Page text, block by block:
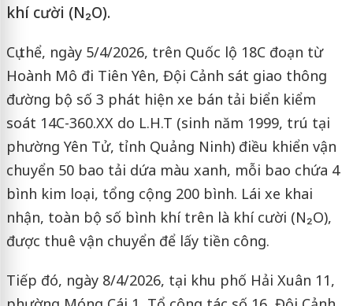
khí cười (N₂O).
Cụ thể, ngày 5/4/2026, trên Quốc lộ 18C đoạn từ
Hoành Mô đi Tiên Yên, Đội Cảnh sát giao thông
đường bộ số 3 phát hiện xe bán tải biển kiểm
soát 14C-360.XX do L.H.T (sinh năm 1999, trú tại
phường Yên Tử, tỉnh Quảng Ninh) điều khiển vận
chuyển 50 bao tải dứa màu xanh, mỗi bao chứa 4
bình kim loại, tổng cộng 200 bình. Lái xe khai
nhận, toàn bộ số bình khí trên là khí cười (N₂O),
được thuê vận chuyển để lấy tiền công.
Tiếp đó, ngày 8/4/2026, tại khu phố Hải Xuân 11,